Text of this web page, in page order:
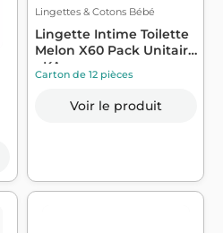
Lingettes & Cotons Bébé
Lingette Intime Toilette
Melon X60 Pack Unitaire
- KA...
Carton de 12 pièces
Voir le produit